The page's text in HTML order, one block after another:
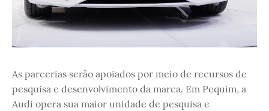
As parcerias serão apoiados por meio de recursos de
pesquisa e desenvolvimento da marca. Em Pequim, a
Audi opera sua maior unidade de pesquisa e